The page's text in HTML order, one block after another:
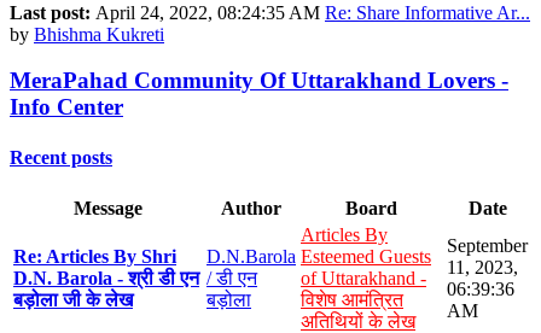
Last post: April 24, 2022, 08:24:35 AM Re: Share Informative Ar...
by Bhishma Kukreti
MeraPahad Community Of Uttarakhand Lovers -
Info Center
Recent posts
Message Author Board Date
Re: Articles By Shri
D.N. Barola - श्री डी एन
बड़ोला जी के लेख
D.N.Barola
/ डी एन
बड़ोला
Articles By
Esteemed Guests
of Uttarakhand -
विशेष आमंत्रित
अतिथियों के लेख
September
11, 2023,
06:39:36
AM